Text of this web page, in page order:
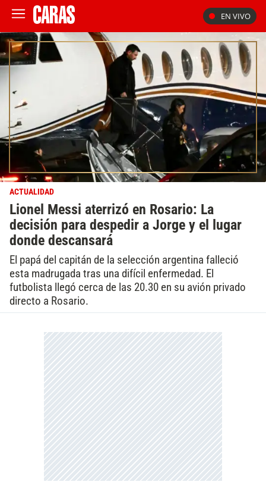
EN VIVO
ACTUALIDAD
Lionel Messi aterrizó en Rosario: La
decisión para despedir a Jorge y el lugar
donde descansará
El papá del capitán de la selección argentina falleció
esta madrugada tras una difícil enfermedad. El
futbolista llegó cerca de las 20.30 en su avión privado
directo a Rosario.